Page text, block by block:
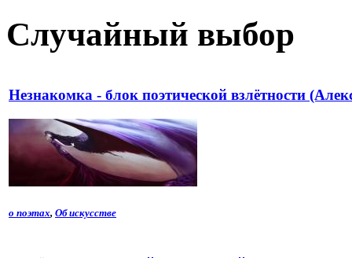
Случайный выбор
Незнакомка - блок поэтической взлётности
о поэтах, Об искусстве